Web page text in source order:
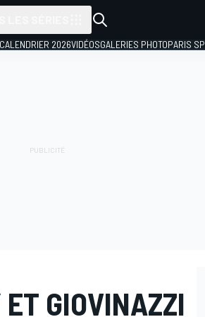
CALENDRIER 2026VIDÉOSGALERIES PHOTOPARIS
GIOVINAZZI